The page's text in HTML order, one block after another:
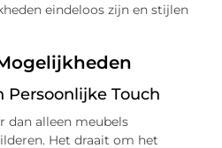
eindeloos zijn en stijlen
Persoonlijke Touch
alleen meubels
Het draait om het